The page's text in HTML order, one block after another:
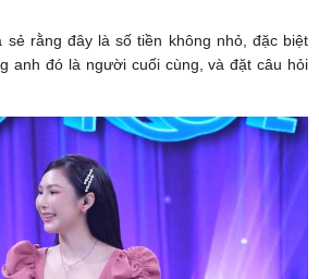
sẻ rằng đây là số tiền không nhỏ, đặc biệt
anh đó là người cuối cùng, và đặt câu hỏi